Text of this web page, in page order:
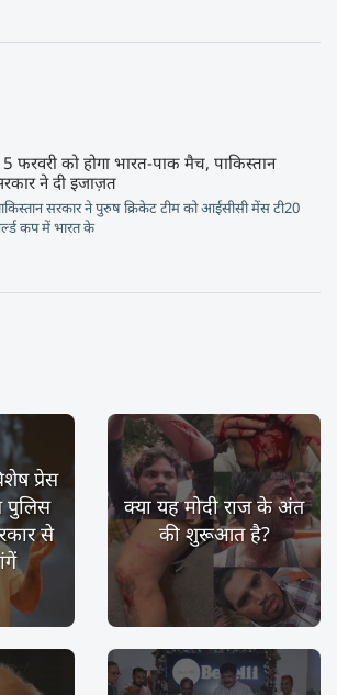
फरवरी को होगा भारत-पाक मैच, पाकिस्तान
ने दी इजाज़त
सरकार ने पुरुष क्रिकेट टीम को आईसीसी मेंस टी20
कप में भारत के
प्रेस
पुलिस
से
क्या यह मोदी राज के अंत
की शुरूआत है?